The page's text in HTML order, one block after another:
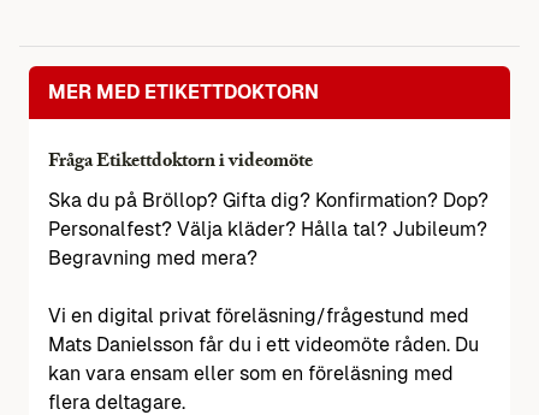
MER MED ETIKETTDOKTORN
Fråga Etikettdoktorn i videomöte
Ska du på Bröllop? Gifta dig? Konfirmation? Dop?
Personalfest? Välja kläder? Hålla tal? Jubileum?
Begravning med mera?
Vi en digital privat föreläsning/frågestund med
Mats Danielsson får du i ett videomöte råden. Du
kan vara ensam eller som en föreläsning med
flera deltagare.